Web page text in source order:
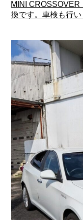
MINI
換です。車検も行い